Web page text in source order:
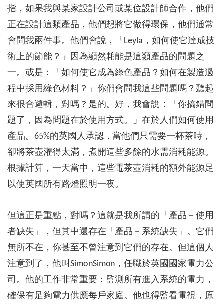
指，如果我與某家設計公司或某位設計師合作，他們
正在設計這類產品，他們想將它做得環保，他們通常
會問我兩件事。他們會說，「Leyla，如何使它達成技
術上的節能？」因為顯然耗能是這類產品的問題之
一。或是：「如何使它成為綠色產品？如何在製造過
程中採用綠色材料？」你們會問我這些問題嗎？聽起
來很合邏輯，對嗎？是的。好，我會說：「你搞錯問
題了，因為問題在於使用方式。」在於人們如何使用
產品。65%的英國人承認，當他們只需要一杯茶時，
卻將茶壺灌得太滿，煮開這些多餘的水需消耗能源。
根據計算，一天當中，這些電茶壺消耗的額外能源足
以使英國所有路燈照明一夜。
但這正是重點，對嗎？這就是我所謂的「產品－使用
者缺失」，但其中還存在「產品－系統缺失」。它們
無所不在，你甚至不曾注意到它們的存在。但這個人
注意到了，他叫SimonSimon，任職於英國國家電力公
司。他的工作非常重要：監測所有進入系統的電力，
確保有足夠電力供應每戶家庭。他也得監看電視，原